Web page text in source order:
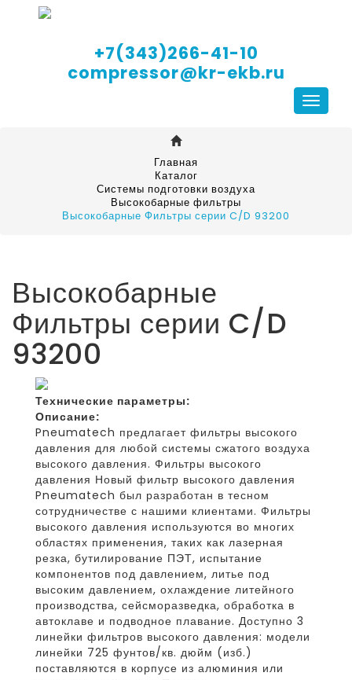
+7(343)266-41-10
compressor@kr-ekb.ru
Главная
Каталог
Системы подготовки воздуха
Высокобарные фильтры
Высокобарные Фильтры серии C/D 93200
Высокобарные
Фильтры серии C/D
93200
Технические параметры:
Описание:
Pneumatech предлагает фильтры высокого
давления для любой системы сжатого воздуха
высокого давления. Фильтры высокого
давления Новый фильтр высокого давления
Pneumatech был разработан в тесном
сотрудничестве с нашими клиентами. Фильтры
высокого давления используются во многих
областях применения, таких как лазерная
резка, бутилирование ПЭТ, испытание
компонентов под давлением, литье под
высоким давлением, охлаждение литейного
производства, сейсморазведка, обработка в
автоклаве и подводное плавание. Доступно 3
линейки фильтров высокого давления: модели
линейки 725 фунтов/кв. дюйм (изб.)
поставляются в корпусе из алюминия или